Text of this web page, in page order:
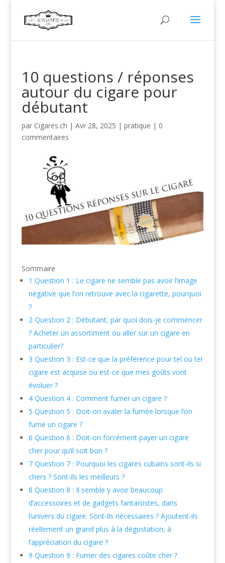
10 questions / réponses
autour du cigare pour
débutant
par Cigares.ch | Avr 28, 2025 | pratique | 0
commentaires
Sommaire
1 Question 1 : Le cigare ne semble pas avoir l’image
négative que l’on retrouve avec la cigarette, pourquoi
?
2Question 2 : Débutant, par quoi dois-je commencer
? Acheter un assortiment ou aller sur un cigare en
particulier?
3 Question 3 : Est-ce que la préférence pour tel ou tel
cigare est acquise ou est-ce que mes goûts vont
évoluer ?
4Question 4 : Comment fumer un cigare ?
5 Question 5 : Doit-on avaler la fumée lorsque l’on
fume un cigare ?
6 Question 6 : Doit-on forcément payer un cigare
cher pour qu’il soit bon ?
7Question 7 : Pourquoi les cigares cubains sont-ils si
chers ? Sont-ils les meilleurs ?
8 Question 8 : Il semble y avoir beaucoup
d’accessoires et de gadgets fantaisistes, dans
l’univers du cigare. Sont-ils nécessaires ? Ajoutent-ils
réellement un grand plus à la dégustation, à
l’appréciation du cigare ?
9 Question 9 : Fumer des cigares coûte cher ?